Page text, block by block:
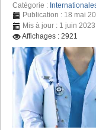
Catégorie :
Publication : 18 mai
Mis à jour : 1 juin 2023
Affichages : 2921